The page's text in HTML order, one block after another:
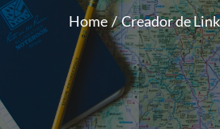
Home Creador de